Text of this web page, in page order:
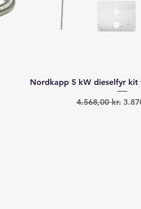
Nordkapp 5 kW dieselfyr kit
Regulær pris
4.568,00 kr.